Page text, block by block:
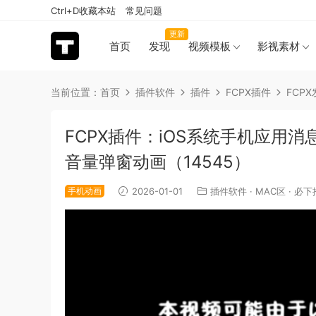
首页 发现
更新
视频模板 影视素材
Ctrl+D收藏本站 常见问题
当前位置： 首页 插件软件 插件 FCPX插件 FCPX
FCPX插件：iOS系统手机应用
音量弹窗动画（14545）
手机动画 2026-01-01 插件软件 · MAC区 · 必下